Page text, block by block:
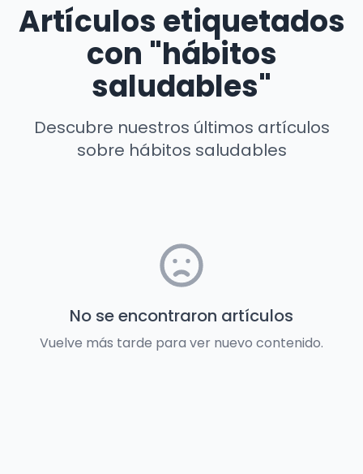
Artículos etiquetados
con "hábitos
saludables"
Descubre nuestros últimos artículos
sobre hábitos saludables
No se encontraron artículos
Vuelve más tarde para ver nuevo contenido.